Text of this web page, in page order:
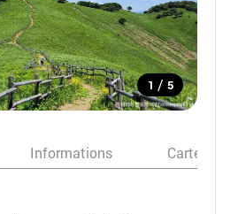
1 / 5
Informations Carte